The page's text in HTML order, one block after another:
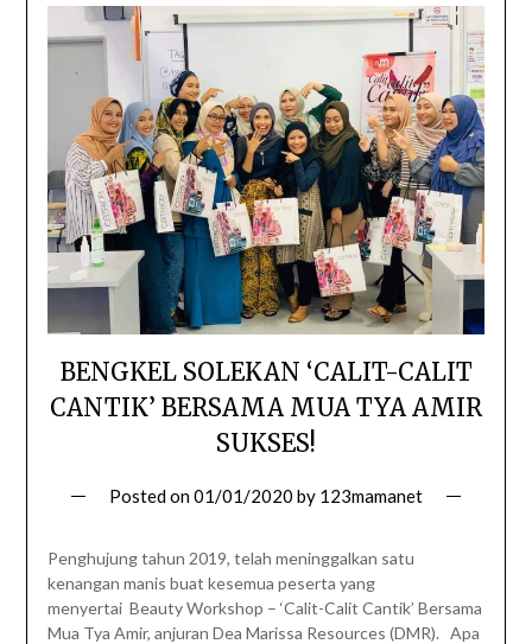
BENGKEL SOLEKAN ‘CALIT-CALIT
CANTIK’ BERSAMA MUA TYA AMIR
SUKSES!
Posted on01/01/2020 by 123mamanet
Penghujung tahun 2019, telah meninggalkan satu
kenangan manis buat kesemua peserta yang
menyertai Beauty Workshop – ‘Calit-Calit Cantik’ Bersama
Mua Tya Amir, anjuran Dea Marissa Resources (DMR). Apa